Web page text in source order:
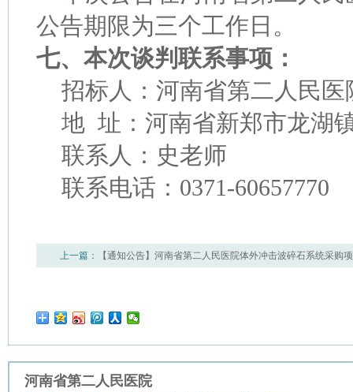
公告期限为三个工作日。
七、本次谈判联系事项：
招标人：河南省第二人民医
地 址：河南省新郑市龙湖
联系人：史老师
联系电话： 0371-60657770
上一篇： 【通知公告】河南省第二人民医院体外冲击波碎石系统采购
河南省第二人民医院